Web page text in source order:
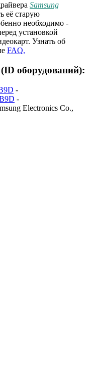
Samsung
её старую
необходимо -
установкой
Узнать об
FAQ.
оборудований):
-
-
Electronics Co.,